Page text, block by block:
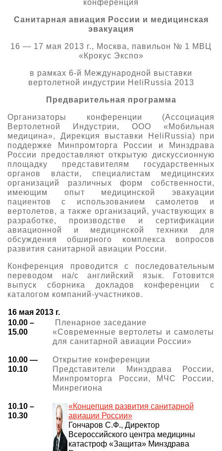
Крокус Экспо
Даты будущих выставок
Документы
Заявка на участие
Основные требования МВЦ «Крокус Экспо»
Для посетителей
Место проведения HeliRussia
Схема проезда
Правила доступа и пребывания Крокус Экспо
Для СМИ
Аккредитация прессы
Условия инфопартнёрства
Положение об аккредитации
Публикации о выставке
Пресс-релизы
конференция
Санитарная авиация России и медицинская
эвакуация
16 — 17 мая 2013 г., Москва, павильон № 1 МВЦ
«Крокус Экспо»
в рамках 6-й Международной выставки
вертолетной индустрии HeliRussia 2013
Предварительная программа
Организаторы конференции (Ассоциация
Вертолетной Индустрии, ООО «Мобильная
медицина», Дирекция выставки HeliRussia) при
поддержке Минпромторга России и Минздрава
России предоставляют открытую дискуссионную
площадку представителям государственных
органов власти, специалистам медицинских
организаций различных форм собственности,
имеющим опыт медицинской эвакуации
пациентов с использованием самолетов и
вертолетов, а также организаций, участвующих в
разработке, производстве и сертификации
авиационной и медицинской техники для
обсуждения обширного комплекса вопросов
развития санитарной авиации России.
Конференция проводится с последовательным
переводом на/с английский язык. Готовится
выпуск сборника докладов конференции с
каталогом компаний-участников.
16 мая 2013 г.
10.00 –
15.00
Пленарное заседание
«Современные вертолеты и самолеты
для санитарной авиации России»
10.00 —
10.10
Открытие конференции
Представители Минздрава России,
Минпромторга России, МЧС России,
Минрегиона
10.10 –
10.30
«Концепция развития санитарной
авиации России»
Гончаров С.Ф., Директор
Всероссийского центра медицины
катастроф «Защита» Минздрава